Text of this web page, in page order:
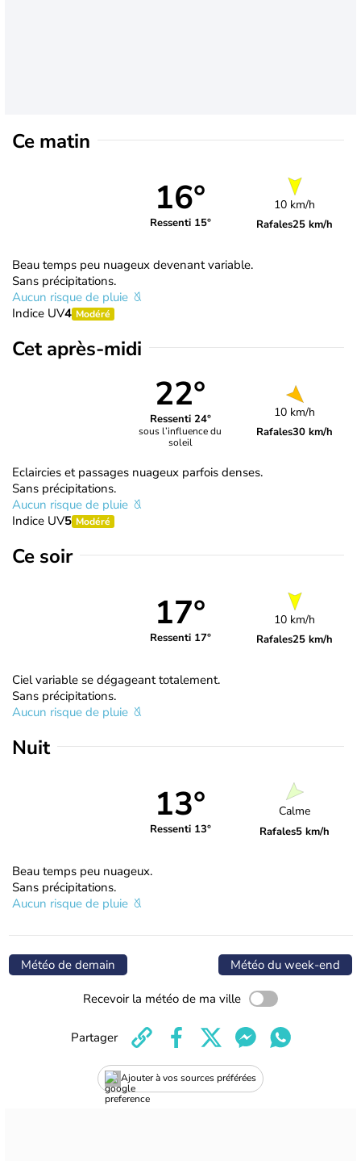
Ce matin
16°
Ressenti 15°
10 km/h
Rafales25 km/h
Beau temps peu nuageux devenant variable.
Sans précipitations.
Aucun risque de pluie
Indice UV4 Modéré
Cet après-midi
22°
Ressenti 24°
sous l’influence du
soleil
10 km/h
Rafales30 km/h
Eclaircies et passages nuageux parfois denses.
Sans précipitations.
Aucun risque de pluie
Indice UV5 Modéré
Ce soir
17°
Ressenti 17°
10 km/h
Rafales25 km/h
Ciel variable se dégageant totalement.
Sans précipitations.
Aucun risque de pluie
Nuit
13°
Ressenti 13°
Calme
Rafales5 km/h
Beau temps peu nuageux.
Sans précipitations.
Aucun risque de pluie
Météo de demain Météo du week-end
Recevoir la météo de ma ville
Ajouter à vos sources préférées
Partager